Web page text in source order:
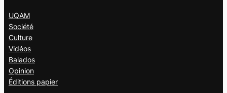
UQAM
Société
Culture
Vidéos
Balados
Opinion
Éditions papier